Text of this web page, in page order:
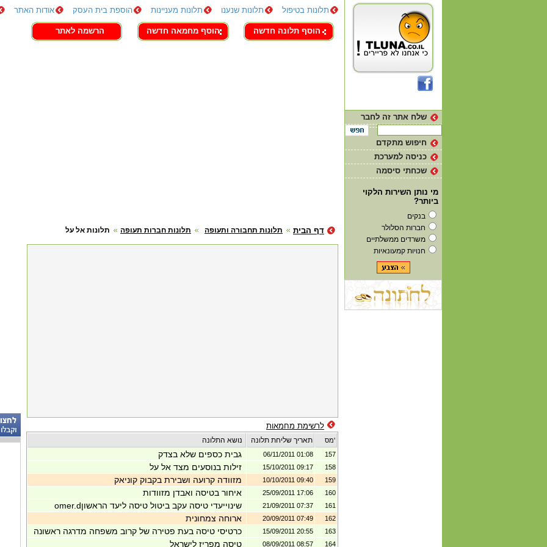
תלונות בטיפול תלונות שנענו תלונות מעניינות הוספת בית העסק אודות האתר
צור קשר
הוסף תלונה חדשה הוסף מחמאה חדשה הרשמה לאתר
תלונות אל על תלונות חברות תעופה תלונות תחבורה ותעופה דף הבית
לרשימת מחמאות
תאריך שליחת תלונה מס'
גבית כספים שלא בצדק 06/11/2011 01:08 157
זילות בנוסעים מצד אל על 15/10/2011 09:17 158
מזוודה קרועה ושבירת בקבוק קוניאק 10/10/2011 09:40 159
איחור בטיסה ואבדן מזוודות 25/09/2011 17:06 160
שינוייעדי טיסה עקב ביטול טיסה ליעד הראשוןomer.d 21/09/2011 07:37 161
ארוחה צמחונית 20/09/2011 07:49 162
כרטיסי טיסה בעת פטירה של קרוב משפחה מדרגה ראשונה 15/09/2011 20:55 163
טיסה מפריז לישראל 08/09/2011 08:57 164
שלח אתר זה לחבר
חיפוש מתקדם
כניסה למערכת
שכחתי סיסמה
מי נותן השירות הלקוי
ביותר?
בנקים
חברות הסלולר
משרדים ממשלתיים
חנויות קמעונאיות